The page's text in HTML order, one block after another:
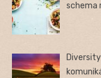
schema